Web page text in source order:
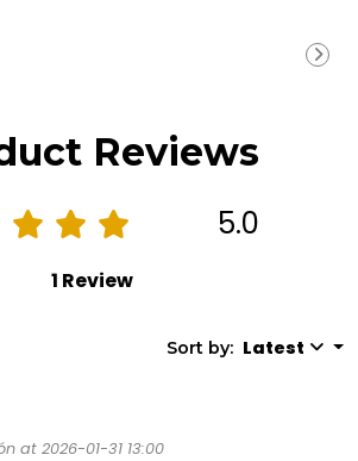
Reviews
5.0
1 Review
Sort by: Latest
at 2026-01-31 13:00